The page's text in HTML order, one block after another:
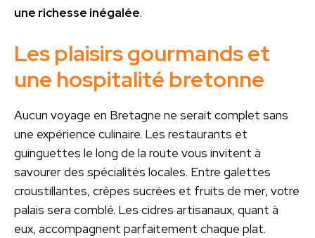
une richesse inégalée.
Les plaisirs gourmands et
une hospitalité bretonne
Aucun voyage en Bretagne ne serait complet sans
une expérience culinaire. Les restaurants et
guinguettes le long de la route vous invitent à
savourer des spécialités locales. Entre galettes
croustillantes, crêpes sucrées et fruits de mer, votre
palais sera comblé. Les cidres artisanaux, quant à
eux, accompagnent parfaitement chaque plat.